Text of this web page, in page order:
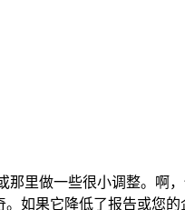
里做一些很小调整。啊
如果它降低了报告或您